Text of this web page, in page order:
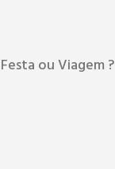
ou Viagem ?